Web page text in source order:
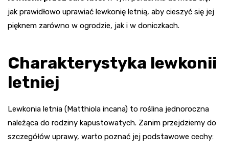
jak prawidłowo uprawiać lewkonię letnią, aby cieszyć się jej
pięknem zarówno w ogrodzie, jak i w doniczkach.
Charakterystyka lewkonii
letniej
Lewkonia letnia (Matthiola incana) to roślina jednoroczna
należąca do rodziny kapustowatych. Zanim przejdziemy do
szczegółów uprawy, warto poznać jej podstawowe cechy: